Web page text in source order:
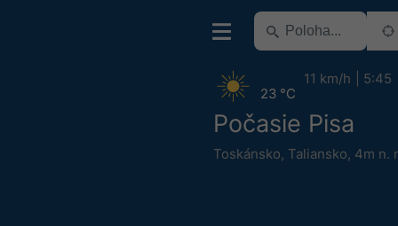
Počasie Pisa
Toskánsko, Taliansko, 4m n.
23 °C
11 km/h 5:45